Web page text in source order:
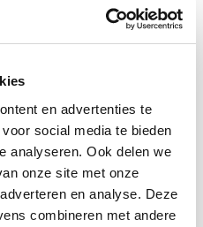
en advertenties te
social media te bieden
analyseren. Ook delen we
onze site met onze
en analyse. Deze
combineren met andere
opgericht door de Nederlandse
in verschillende sectoren, van
middelgrote bedrijven en
bedraagt bijna € 2,5 miljard.
zijn Telfort, Mazarine Energy,